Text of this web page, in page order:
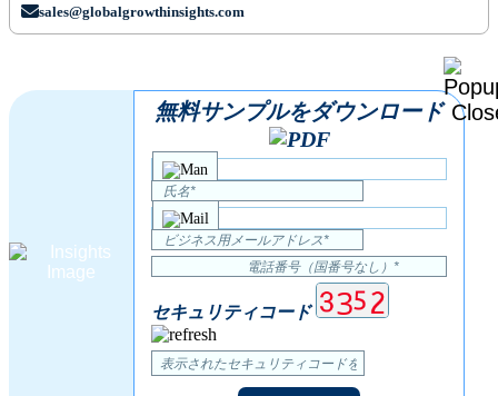
sales@globalgrowthinsights.com
無料サンプルをダウンロード
セキュリティコード